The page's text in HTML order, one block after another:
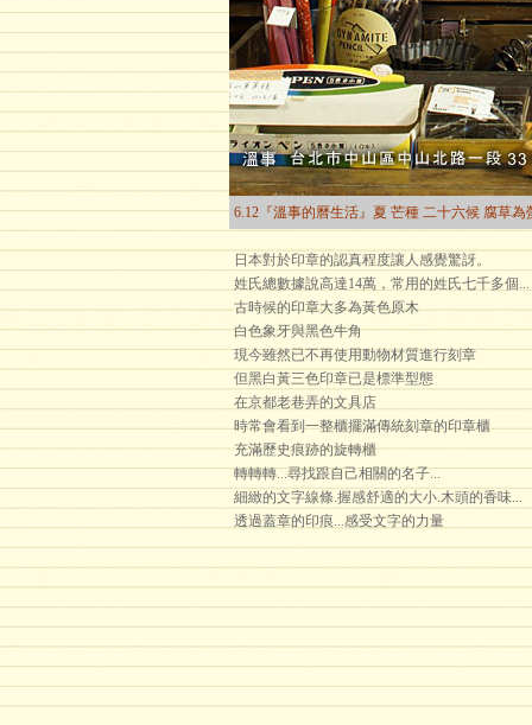
6.12『溫事的曆生活』夏 芒種 二十六候 腐草為
日本對於印章的認真程度讓人感覺驚訝。
姓氏總數據說高達14萬，常用的姓氏七千多個...
古時候的印章大多為黃色原木
白色象牙與黑色牛角
現今雖然已不再使用動物材質進行刻章
但黑白黃三色印章已是標準型態
在京都老巷弄的文具店
時常會看到一整櫃擺滿傳統刻章的印章櫃
充滿歷史痕跡的旋轉櫃
轉轉轉...尋找跟自己相關的名子...
細緻的文字線條.握感舒適的大小.木頭的香味...
透過蓋章的印痕...感受文字的力量